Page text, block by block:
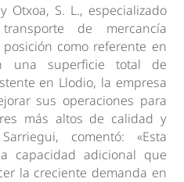
Otxoa, S. L., especializado
de mercancía
como referente en
una superficie total de
en Llodio, la empresa
sus operaciones para
más altos de calidad y
comentó: «Esta
capacidad adicional que
la creciente demanda en